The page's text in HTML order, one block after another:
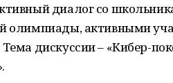
диалог со
олимпиады, активными
дискуссии – «Кибер-